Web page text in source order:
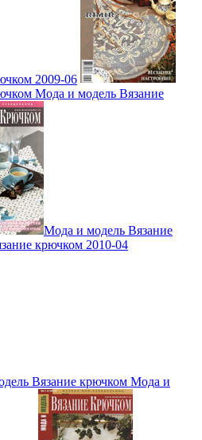
2009-06
Мода и модель Вязание
Мода и модель Вязание
крючком 2010-04
Вязание крючком Мода и